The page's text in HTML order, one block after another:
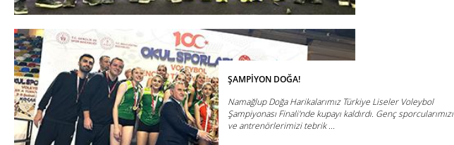
ŞAMPİYON DOĞA!
Namağlup Doğa Harikalarımız Türkiye Liseler Voleybol
Şampiyonası Finali'nde kupayı kaldırdı. Genç sporcularımızı
ve antrenörlerimizi tebrik ...